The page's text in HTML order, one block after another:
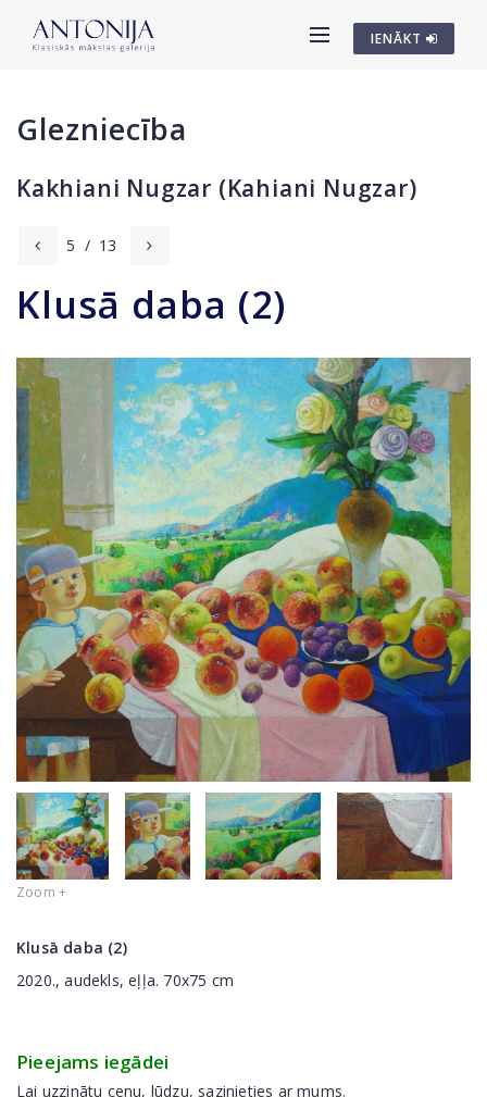
IENĀKT
Glezniecība
Kakhiani Nugzar (Kahiani Nugzar)
5 / 13
Klusā daba (2)
Zoom +
Klusā daba (2)
2020., audekls, eļļa. 70x75 cm
Pieejams iegādei
Lai uzzinātu cenu, lūdzu, sazinieties ar mums.